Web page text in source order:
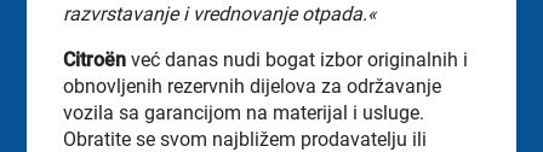
razvrstavanje i vrednovanje otpada.«
Citroënveć danas nudi bogat izbor originalnih i
obnovljenih rezervnih dijelova za održavanje
vozila sa garancijom na materijal i usluge.
Obratite se svom najbližem prodavatelju ili